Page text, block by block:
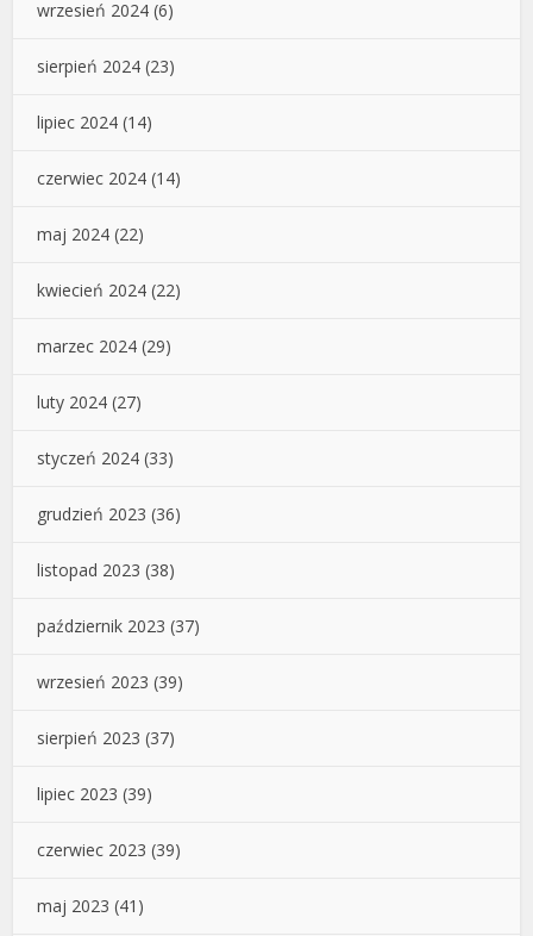
wrzesień 2024 (6)
sierpień 2024 (23)
lipiec 2024 (14)
czerwiec 2024 (14)
maj 2024 (22)
kwiecień 2024 (22)
marzec 2024 (29)
luty 2024 (27)
styczeń 2024 (33)
grudzień 2023 (36)
listopad 2023 (38)
październik 2023 (37)
wrzesień 2023 (39)
sierpień 2023 (37)
lipiec 2023 (39)
czerwiec 2023 (39)
maj 2023 (41)